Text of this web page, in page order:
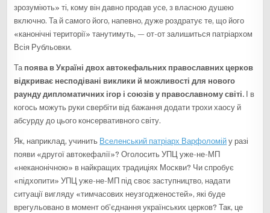
зрозуміють» ті, кому він давно продав усе, з власною душею
включно. Та й самого його, напевно, дуже роздратує те, що його
«канонічні території» танутимуть, — от-от залишиться патріархом
Всія Рубльовки.
Та поява в Україні двох автокефальних православних церков
відкриває несподівані виклики й можливості для нового
раунду дипломатичних ігор і союзів у православному світі. І в
когось можуть руки свербіти від бажання додати трохи хаосу й
абсурду до цього консервативного світу.
Як, наприклад, учинить Вселенський патріарх Варфоломій у разі
появи «другої автокефалії»? Оголосить УПЦ уже-не-МП
«неканонічною» в найкращих традиціях Москви? Чи спробує
«підхопити» УПЦ уже-не-МП під своє заступництво, надати
ситуації вигляду «тимчасових неузгодженостей», які буде
врегульовано в момент об’єднання українських церков? Так, це